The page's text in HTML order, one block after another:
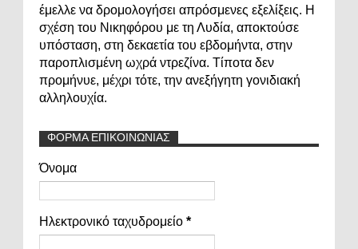
έμελλε να δρομολογήσει απρόσμενες εξελίξεις. Η
σχέση του Νικηφόρου με τη Λυδία, αποκτούσε
υπόσταση, στη δεκαετία του εβδομήντα, στην
παροπλισμένη ωχρά ντρεζίνα. Τίποτα δεν
προμήνυε, μέχρι τότε, την ανεξήγητη γονιδιακή
αλληλουχία.
ΦΟΡΜΑ ΕΠΙΚΟΙΝΩΝΙΑΣ
Όνομα
Ηλεκτρονικό ταχυδρομείο *